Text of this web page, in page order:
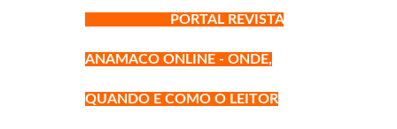
PORTAL REVISTA
ANAMACO ONLINE - ONDE,
QUANDO E COMO O LEITOR